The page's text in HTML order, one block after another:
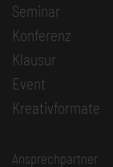
Seminar
Konferenz
Klausur
Event
Kreativformate
Ansprechpartner